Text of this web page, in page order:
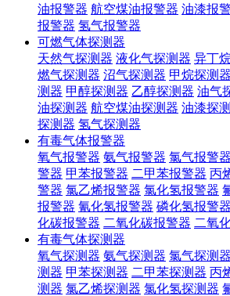
油报警器 航空煤油报警器 油漆报
报警器 氢气报警器
可燃气体探测器
天然气探测器 液化气探测器 异丁
燃气探测器 沼气探测器 甲烷探测器
测器 甲醇探测器 乙醇探测器 油气
油探测器 航空煤油探测器 油漆探
探测器 氢气探测器
有毒气体报警器
氧气报警器 氨气报警器 氯气报警器
警器 甲苯报警器 二甲苯报警器 丙
警器 氯乙烯报警器 氯化氢报警器
报警器 氰化氢报警器 磷化氢报警器
化碳报警器 二氧化碳报警器 二氧
有毒气体探测器
氧气探测器 氨气探测器 氯气探测器
测器 甲苯探测器 二甲苯探测器 丙
测器 氯乙烯探测器 氯化氢探测器